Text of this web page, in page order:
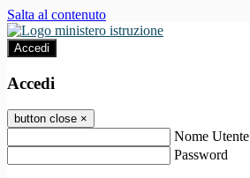
Salta al contenuto
Accedi
Accedi
button close ×
Nome Utente
Password